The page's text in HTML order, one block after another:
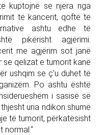
kuptojnë se njëra nga
të kancerit, qoftë të
ashtu edhe të
pikërisht agjërimi.
me agjërim sot janë
se qelizat e tumorit kanë
ushqim se ç'u duhet të
Po ashtu është
i sasisë së
uria ndikon shumë
të tumorit, përkatësisht
normal."